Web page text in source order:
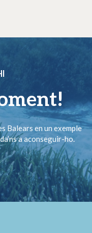
Balears en un exemple
a aconseguir-ho.